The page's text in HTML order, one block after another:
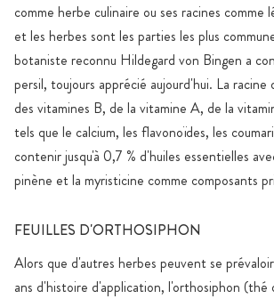
comme herbe culinaire ou ses racines comme
et les herbes sont les parties les plus
botaniste reconnu Hildegard von Bingen a
persil, toujours apprécié aujourd'hui. La
des vitamines B, de la vitamine A, de la
tels que le calcium, les flavonoïdes, les
contenir jusqu'à 0,7 % d'huiles essentielles
pinène et la myristicine comme composants
FEUILLES D'ORTHOSIPHON
Alors que d'autres herbes peuvent se
ans d'histoire d'application, l'orthosiphon (thé